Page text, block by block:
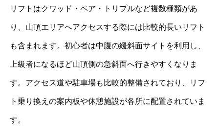
リフトはクワッド・ペア・トリプルなど複数種類があ
り、山頂エリアへアクセスする際には比較的長いリフト
も含まれます。初心者は中腹の緩斜面サイトを利用し、
上級者になるほど山頂側の急斜面へ行きやすくなりま
す。アクセス道や駐車場も比較的整備されており、リフ
ト乗り換えの案内板や休憩施設が各所に配置されていま
す。